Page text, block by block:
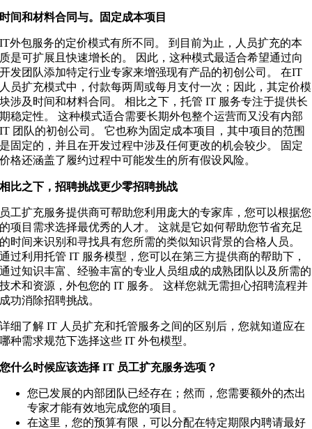
时间和材料合同与。固定成本项目
IT外包服务的定价模式有所不同。 到目前为止，人员扩充的本
质是可扩展且快速增长的。 因此，这种模式最适合希望通过向
开发团队添加特定行业专家来增强现有产品的初创公司。 在IT
人员扩充模式中，付款每两周或每月支付一次；因此，其定价模
块涉及时间和材料合同。 相比之下，托管 IT 服务专注于提供长
期稳定性。 这种模式适合需要长期外包整个运营而又没有内部
IT 团队的初创公司。 它也称为固定成本项目，其中项目的范围
是固定的，并且在开发过程中涉及任何更改的机会较少。 固定
价格还涵盖了履约过程中可能发生的所有假设风险。
相比之下，招聘挑战更少零招聘挑战
员工扩充服务提供商可帮助您利用庞大的专家库，您可以根据您
的项目需求选择最优秀的人才。 这就是它如何帮助您节省充足
的时间来识别和寻找具有您所需的类似知识背景的合格人员。
通过利用托管 IT 服务模型，您可以在第三方提供商的帮助下，
通过知识丰富、经验丰富的专业人员组成的成熟团队以及所需的
技术和资源，外包您的 IT 服务。 这样您就无需担心招聘流程并
成功消除招聘挑战。
详细了解 IT 人员扩充和托管服务之间的区别后，您就知道应在
哪种需求规范下选择这些 IT 外包模型。
您什么时候应该选择 IT 员工扩充服务选项？
您已发展的内部团队已经存在；然而，您需要额外的杰出
专家才能有效地完成您的项目。
在这里，您的预算有限，可以分配在特定期限内聘请最好